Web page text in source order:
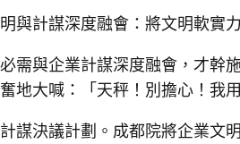
明與計謀深度融會：將文明軟實
需與企業計謀深度融會，才幹
地大喊：「天秤！別擔心！我
謀決議計劃。成都院將企業文